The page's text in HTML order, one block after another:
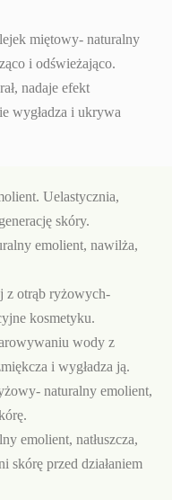
miętowy- naturalny
i odświeżająco.
nadaje efekt
wygładza i ukrywa
Uelastycznia,
skóry.
emolient, nawilża,
z otrąb ryżowych-
kosmetyku.
wody z
i wygładza ją.
naturalny emolient,
emolient, natłuszcza,
skórę przed działaniem